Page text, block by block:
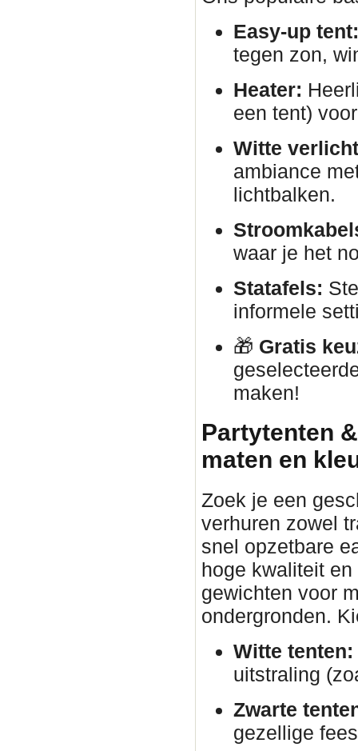
Easy-up tent:
tegen zon,
Heater:
een tent)
Witte
ambiance
lichtbalken.
waar je het
Statafels:
informele
🎁 Gratis
maken!
Partytenten
maten en
Zoek je een
verhuren zowel
snel opzetbare
hoge kwaliteit
gewichten voor
ondergronden.
Witte tenten:
uitstraling
Zwarte
gezellige